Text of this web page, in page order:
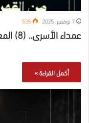
7 نوفمبر، 2025 535
عمداء الأسرى.. (8) المعاناة والشوق للحرية
أكمل القراءة »